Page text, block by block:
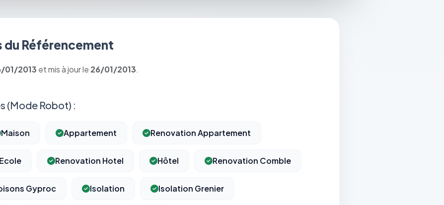
du Référencement
01/2013 et mis à jour le 26/01/2013.
(Mode Robot) :
Maison Appartement Renovation Appartement
Ecole Renovation Hotel Hôtel Renovation Comble
Gyproc Isolation Isolation Grenier